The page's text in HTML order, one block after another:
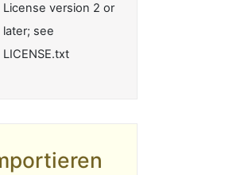
License version 2 or
later; see
LICENSE.txt